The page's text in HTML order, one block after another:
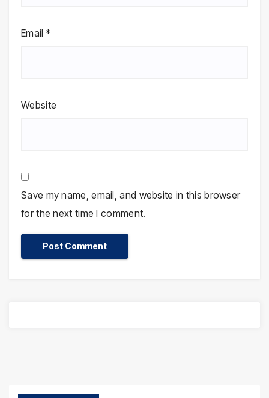
Email *
Website
Save my name, email, and website in this browser
for the next time I comment.